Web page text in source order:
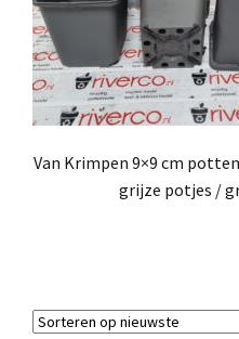
Van Krimpen 9×9 cm
grijze potjes /